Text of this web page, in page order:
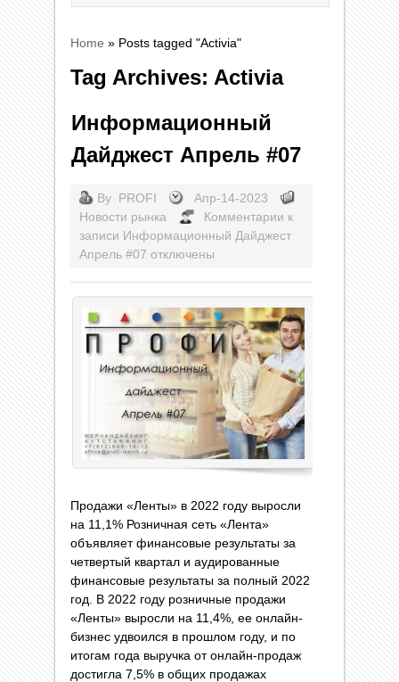
Home » Posts tagged "Activia"
Tag Archives: Activia
Информационный
Дайджест Апрель #07
By PROFI
Апр-14-2023
Новости рынка
Комментарии к
записи Информационный Дайджест
Апрель #07 отключены
Продажи «Ленты» в 2022 году выросли
на 11,1% Розничная сеть «Лента»
объявляет финансовые результаты за
четвертый квартал и аудированные
финансовые результаты за полный 2022
год. В 2022 году розничные продажи
«Ленты» выросли на 11,4%, ее онлайн-
бизнес удвоился в прошлом году, и по
итогам года выручка от онлайн-продаж
достигла 7,5% в общих продажах